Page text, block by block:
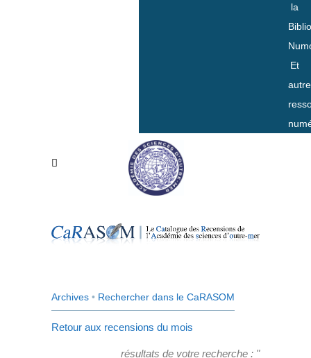
la
Et
Archives • Rechercher dans le CaRASOM
Retour aux recensions du mois
résultats de votre recherche : "